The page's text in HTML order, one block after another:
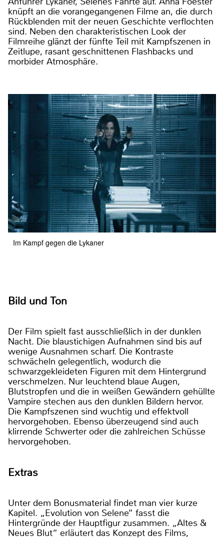
knüpft an die vorangegangenen Filme an, die durch
Rückblenden mit der neuen Geschichte verflochten
sind. Neben den charakteristischen Look der
Filmreihe glänzt der fünfte Teil mit Kampfszenen in
Zeitlupe, rasant geschnittenen Flashbacks und
morbider Atmosphäre.
Im Kampf gegen die Lykaner
Bild und Ton
Der Film spielt fast ausschließlich in der dunklen
Nacht. Die blaustichigen Aufnahmen sind bis auf
wenige Ausnahmen scharf. Die Kontraste
schwächeln gelegentlich, wodurch die
schwarzgekleideten Figuren mit dem Hintergrund
verschmelzen. Nur leuchtend blaue Augen,
Blutstropfen und die in weißen Gewändern gehüllte
Vampire stechen aus den dunklen Bildern hervor.
Die Kampfszenen sind wuchtig und effektvoll
hervorgehoben. Ebenso überzeugend sind auch
klirrende Schwerter oder die zahlreichen Schüsse
hervorgehoben.
Extras
Unter dem Bonusmaterial findet man vier kurze
Kapitel. „Evolution von Selene“ fasst die
Hintergründe der Hauptfigur zusammen. „Altes &
Neues Blut“ erläutert das Konzept des Films,